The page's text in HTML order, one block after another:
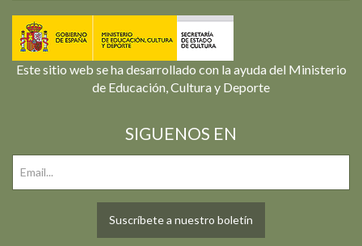
Este sitio web se ha desarrollado con la ayuda del Ministerio
de Educación, Cultura y Deporte
SIGUENOS EN
Suscríbete a nuestro boletín